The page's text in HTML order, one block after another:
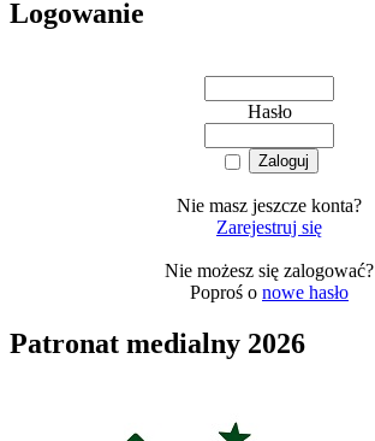
Logowanie
Hasło
Nie masz jeszcze konta?
Zarejestruj się
Nie możesz się zalogować?
Poproś o nowe hasło
Patronat medialny 2026